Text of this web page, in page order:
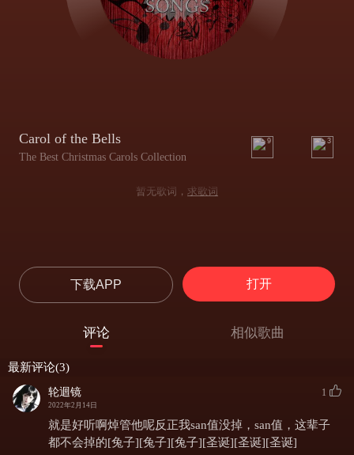
Carol of the Bells
The Best Christmas Carols Collection
9 3
暂无歌词， 求歌词
下载APP 打开
评论 相似歌曲
最新评论(3)
轮迴镜
2022年2月14日
1
就是好听啊焯管他呢反正我san值没掉，san值，这辈子
都不会掉的[兔子][兔子][兔子][圣诞][圣诞][圣诞]